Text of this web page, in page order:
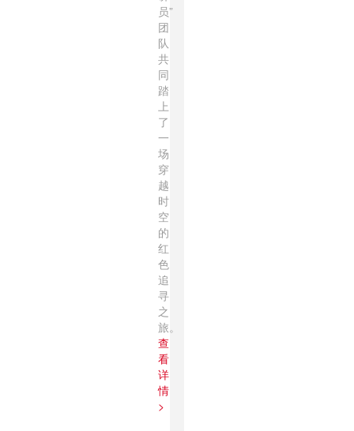
员”
团
队
共
同
踏
上
了
一
场
穿
越
时
空
的
红
色
追
寻
之
旅。
查
看
详
情
>